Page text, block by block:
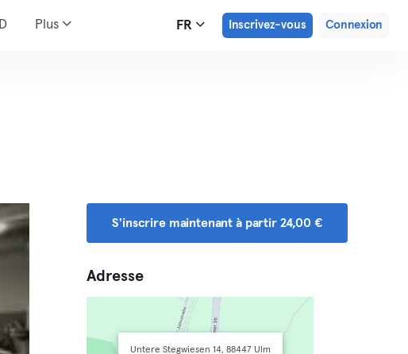
Plus FR Inscrivez-vous Connexion
S'inscrire maintenant à partir 24,00 €
Adresse
Untere Stegwiesen 14, 88447 Ulm